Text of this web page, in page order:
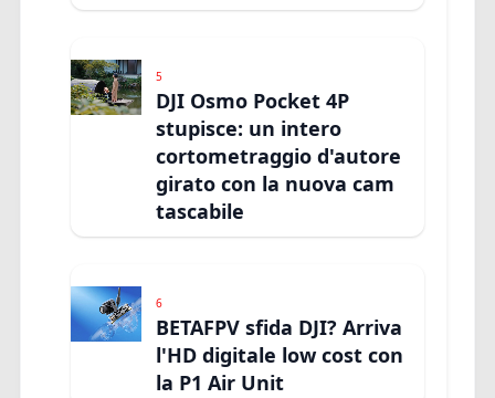
5
DJI Osmo Pocket 4P
stupisce: un intero
cortometraggio d'autore
girato con la nuova cam
tascabile
6
BETAFPV sfida DJI? Arriva
l'HD digitale low cost con
la P1 Air Unit